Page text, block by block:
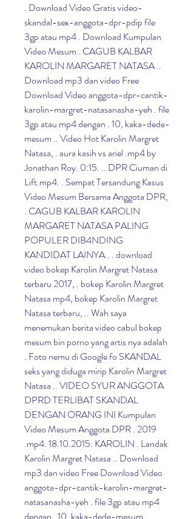
. Download Video Gratis video-
skandal-sex-anggota-dpr-pdip file
3gp atau mp4 . Download Kumpulan
Video Mesum . CAGUB KALBAR
KAROLIN MARGARET NATASA ..
Download mp3 dan video Free
Download Video anggota-dpr-cantik-
karolin-margret-natasanasha-yeh . file
3gp atau mp4 dengan . 10, kaka-dede-
mesum .. Video Hot Karolin Margret
Natasa, . aura kasih vs ariel .mp4 by
Jonathan Roy. 0:15. .. DPR Ciuman di
Lift.mp4. . Sempat Tersandung Kasus
Video Mesum Bersama Anggota DPR,
. CAGUB KALBAR KAROLIN
MARGARET NATASA PALING
POPULER DIB4NDING
KANDIDAT LAINYA.. . download
video bokep Karolin Margret Natasa
terbaru 2017, . bokep Karolin Margret
Natasa mp4, bokep Karolin Margret
Natasa terbaru, .. Wah saya
menemukan berita video cabul bokep
mesum bin porno yang artis nya adalah
. Foto nemu di Google fo SKANDAL
seks yang diduga mirip Karolin Margret
Natasa .. VIDEO SYUR ANGGOTA
DPRD TERLIBAT SKANDAL
DENGAN ORANG INI Kumpulan
Video Mesum Anggota DPR . 2019
.mp4. 18.10.2015. KAROLIN . Landak
Karolin Margret Natasa .. Download
mp3 dan video Free Download Video
anggota-dpr-cantik-karolin-margret-
natasanasha-yeh . file 3gp atau mp4